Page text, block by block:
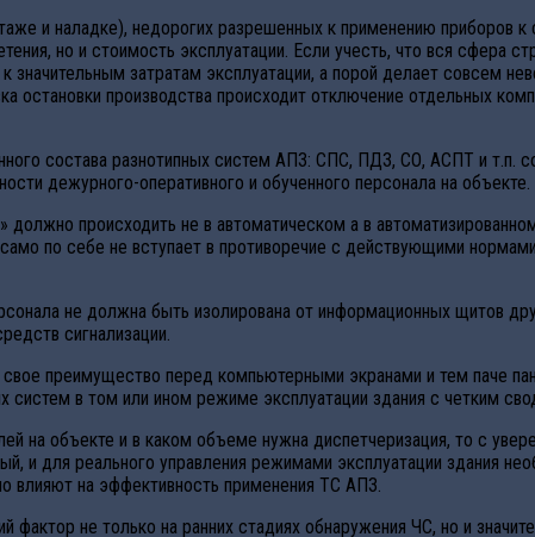
и наладке), недорогих разрешенных к применению
но и стоимость эксплуатации. Если учесть, что вся сфера
к значительным затратам эксплуатации, а порой делает
остановки производства происходит отключение отдельных
состава разнотипных систем АПЗ: СПС, ПДЗ, СО, АСПТ и
дежурного-оперативного и обученного персонала на объекте.
должно происходить не в автоматическом а в
само по себе не вступает в противоречие с действующими
не должна быть изолирована от информационных щитов
сигнализации.
преимущество перед компьютерными экранами и тем паче
систем в том или ином режиме эксплуатации здания с четким
на объекте и в каком объеме нужна диспетчеризация, то с
и для реального управления режимами эксплуатации здания
влияют на эффективность применения ТС АПЗ.
не только на ранних стадиях обнаружения ЧС, но и